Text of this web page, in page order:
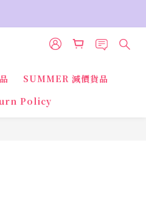
SUMMER 減價貨品
Policy